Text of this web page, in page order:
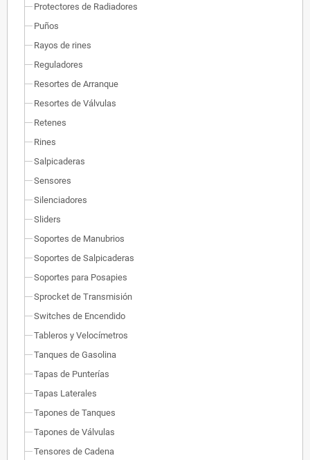
Protectores de Radiadores
Puños
Rayos de rines
Reguladores
Resortes de Arranque
Resortes de Válvulas
Retenes
Rines
Salpicaderas
Sensores
Silenciadores
Sliders
Soportes de Manubrios
Soportes de Salpicaderas
Soportes para Posapies
Sprocket de Transmisión
Switches de Encendido
Tableros y Velocímetros
Tanques de Gasolina
Tapas de Punterías
Tapas Laterales
Tapones de Tanques
Tapones de Válvulas
Tensores de Cadena